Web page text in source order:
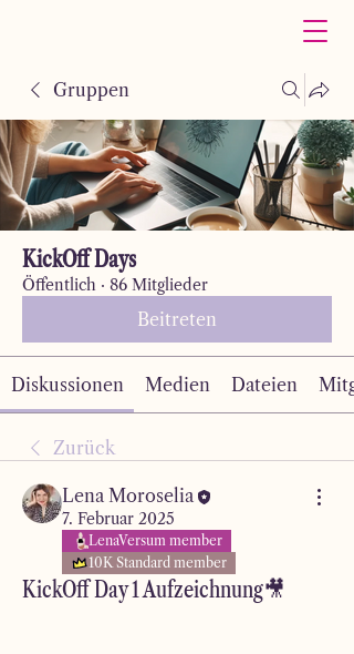
Gruppen
KickOff Days
Öffentlich · 86 Mitglieder
Beitreten
Diskussionen Medien Dateien
Zurück
Lena Moroselia
7. Februar 2025
LenaVersum member
10K Standard member
KickOff Day 1 Aufzeichnung🎥